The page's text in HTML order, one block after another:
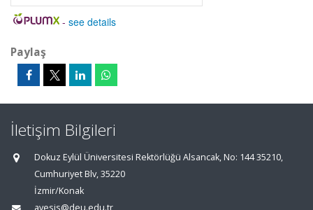
- see details
Paylaş
İletişim Bilgileri
Dokuz Eylül Üniversitesi Rektörlüğü Alsancak, No: 144 35210,
Cumhuriyet Blv, 35220
İzmir/Konak
avesis@deu.edu.tr